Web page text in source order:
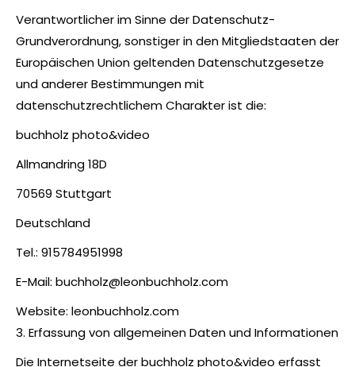
Verantwortlicher im Sinne der Datenschutz-
Grundverordnung, sonstiger in den Mitgliedstaaten der
Europäischen Union geltenden Datenschutzgesetze
und anderer Bestimmungen mit
datenschutzrechtlichem Charakter ist die:
buchholz photo&video
Allmandring 18D
70569 Stuttgart
Deutschland
Tel.: 915784951998
E-Mail: buchholz@leonbuchholz.com
Website: leonbuchholz.com
3. Erfassung von allgemeinen Daten und Informationen
Die Internetseite der buchholz photo&video erfasst